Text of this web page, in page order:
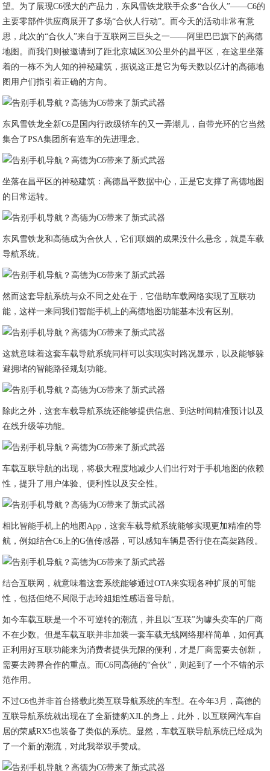
望。为了展现C6强大的产品力，东风雪铁龙联手众多“合伙人”——C6的
主要零部件供应商展开了多场“合伙人行动”。而今天的活动非常有意
思，此次的“合伙人”来自于互联网三巨头之一——阿里巴巴旗下的高德
地图。而我们则被邀请到了距北京城区30公里外的昌平区，在这里坐落
着的一栋不为人知的神秘建筑，据说这正是它为每天数以亿计的高德地
图用户们指引着正确的方向。
东风雪铁龙全新C6是国内行政级轿车的又一弄潮儿，自带光环的它当然
集合了PSA集团所有造车的先进理念。
坐落在昌平区的神秘建筑：高德昌平数据中心，正是它支撑了高德地图
的日常运转。
东风雪铁龙和高德成为合伙人，它们联姻的成果没什么悬念，就是车载
导航系统。
然而这套导航系统与众不同之处在于，它借助车载网络实现了互联功
能，这样一来同我们智能手机上的高德地图功能基本没有区别。
这就意味着这套车载导航系统同样可以实现实时路况显示，以及能够躲
避拥堵的智能路径规划功能。
除此之外，这套车载导航系统还能够提供信息、到达时间精准预计以及
在线升级等功能。
车载互联导航的出现，将极大程度地减少人们出行对于手机地图的依赖
性，提升了用户体验、便利性以及安全性。
相比智能手机上的地图App，这套车载导航系统能够实现更加精准的导
航，例如结合C6上的G值传感器，可以感知车辆是否行使在高架路段。
结合互联网，就意味着这套系统能够通过OTA来实现各种扩展的可能
性，包括但绝不局限于志玲姐姐性感语音导航。
如今车载互联是一个不可逆转的潮流，并且以“互联”为噱头卖车的厂商
不在少数。但是车载互联并非加装一套车载无线网络那样简单，如何真
正利用好互联功能来为消费者提供无限的便利，才是厂商需要去创新，
需要去跨界合作的重点。而C6同高德的“合伙”，则起到了一个不错的示
范作用。
不过C6也并非首台搭载此类互联导航系统的车型。在今年3月，高德的
互联导航系统就出现在了全新捷豹XJL的身上，此外，以互联网汽车自
居的荣威RX5也装备了类似的系统。显然，车载互联导航系统已经成为
了一个新的潮流，对此我举双手赞成。